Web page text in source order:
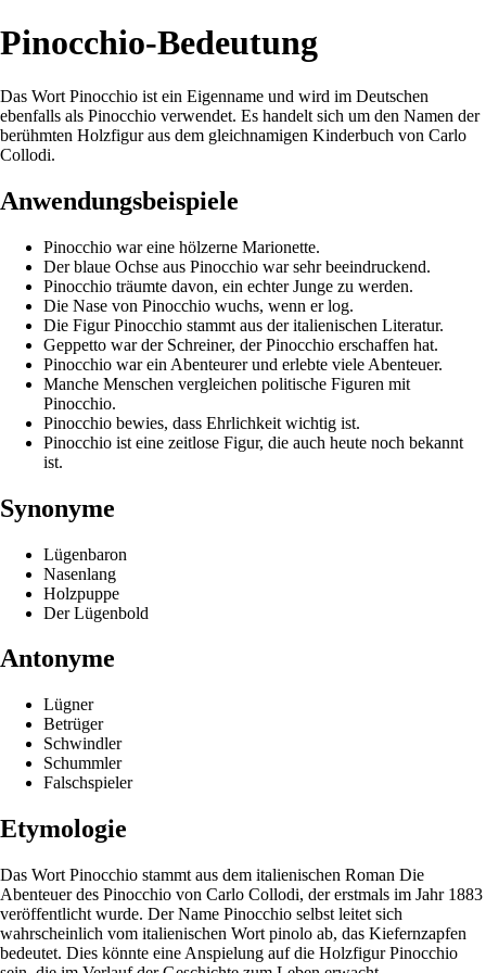
Pinocchio-Bedeutung
Das Wort Pinocchio ist ein Eigenname und wird im Deutschen
ebenfalls als Pinocchio verwendet. Es handelt sich um den Namen der
berühmten Holzfigur aus dem gleichnamigen Kinderbuch von Carlo
Collodi.
Anwendungsbeispiele
Pinocchio war eine hölzerne Marionette.
Der blaue Ochse aus Pinocchio war sehr beeindruckend.
Pinocchio träumte davon, ein echter Junge zu werden.
Die Nase von Pinocchio wuchs, wenn er log.
Die Figur Pinocchio stammt aus der italienischen Literatur.
Geppetto war der Schreiner, der Pinocchio erschaffen hat.
Pinocchio war ein Abenteurer und erlebte viele Abenteuer.
Manche Menschen vergleichen politische Figuren mit
Pinocchio.
Pinocchio bewies, dass Ehrlichkeit wichtig ist.
Pinocchio ist eine zeitlose Figur, die auch heute noch bekannt
ist.
Synonyme
Lügenbaron
Nasenlang
Holzpuppe
Der Lügenbold
Antonyme
Lügner
Betrüger
Schwindler
Schummler
Falschspieler
Etymologie
Das Wort Pinocchio stammt aus dem italienischen Roman Die
Abenteuer des Pinocchio von Carlo Collodi, der erstmals im Jahr 1883
veröffentlicht wurde. Der Name Pinocchio selbst leitet sich
wahrscheinlich vom italienischen Wort pinolo ab, das Kiefernzapfen
bedeutet. Dies könnte eine Anspielung auf die Holzfigur Pinocchio